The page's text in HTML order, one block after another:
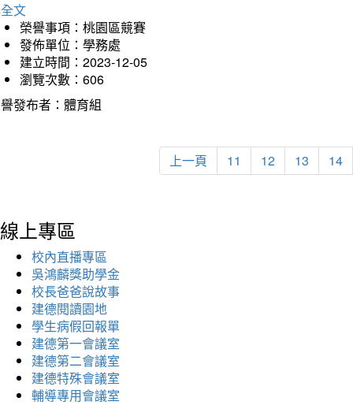
文
榮譽事項：桃園區競賽
發佈單位：學務處
建立時間：2023-12-05
瀏覽次數：606
發布者：體育組
上一頁 11 12 13 14
線上專區
校內直播專區
吳鴻麟獎助學金
校長爸爸說故事
建德閱讀園地
學生病假回報單
建德第一會議室
建德第二會議室
建德特殊會議室
輔導專用會議室